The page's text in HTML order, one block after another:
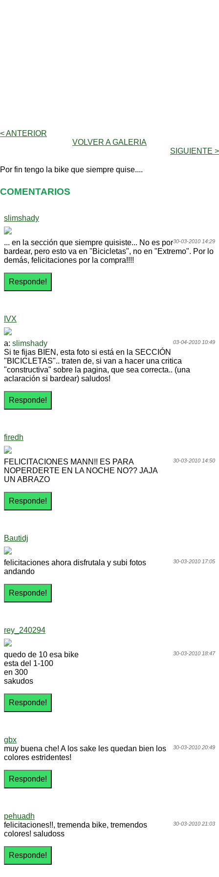
< ANTERIOR
VOLVER A GALERIA
SIGUIENTE >
Por fin tengo la bike que siempre quise....
COMENTARIOS
slimshady
30-03-2010 14:29
... en la sección que siempre quisiste... No es por
bardear, pero esto va en "Bicicletas", no en "Extremo". Por lo
demás, felicitaciones por la compra!!!!
IVX
03-04-2010 10:49
a: slimshady
Si te fijas BIEN, esta foto si está en la SECCIÓN
"BICICLETAS".. traten de, si van a hacer una critica
"constructiva" sobre la pagina, que sea correcta.. (una
aclaración si bardear) saludos!
firedh
30-03-2010 14:50
FELICITACIONES MANN!! ES PARA
NOPERDERTE EN LA NOCHE NO?? JAJA
UN ABRAZO
Bautidj
30-03-2010 17:05
felicitaciones ahora disfrutala y subi fotos
andando
rey_240294
30-03-2010 18:47
quedo de 10 esa bike
esta del 1-100
en 300
sakudos
gbx
30-03-2010 20:49
muy buena che! A los sake les quedan bien los
colores estridentes!
pehuadh
30-03-2010 21:03
felicitaciones!!, tremenda bike, tremendos
colores! saludoss